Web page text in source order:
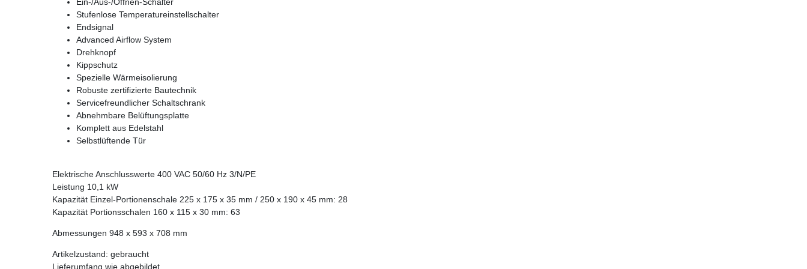
Ein-/Aus-/Öffnen-Schalter
Stufenlose Temperatureinstellschalter
Endsignal
Advanced Airflow System
Drehknopf
Kippschutz
Spezielle Wärmeisolierung
Robuste zertifizierte Bautechnik
Servicefreundlicher Schaltschrank
Abnehmbare Belüftungsplatte
Komplett aus Edelstahl
Selbstlüftende Tür
Elektrische Anschlusswerte 400 VAC 50/60 Hz 3/N/PE
Leistung 10,1 kW
Kapazität Einzel-Portionenschale 225 x 175 x 35 mm / 250 x 190 x 45 mm: 28
Kapazität Portionsschalen 160 x 115 x 30 mm: 63
Abmessungen 948 x 593 x 708 mm
Artikelzustand: gebraucht
Lieferumfang wie abgebildet